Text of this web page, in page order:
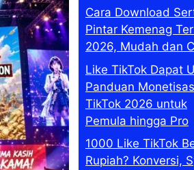
Cara Download
Pintar Kemenag
2026, Mudah dan
Like TikTok Dapat
Panduan
TikTok 2026 untuk
Pemula hingga Pro
1000 Like TikTok
Rupiah? Konversi,